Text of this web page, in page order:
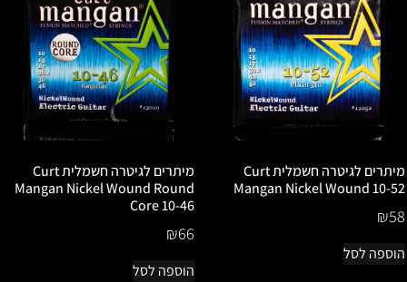
מיתרים לגיטרה חשמלית Curt
Mangan Nickel Wound 10-52
₪58
הוספה לסל
מיתרים לגיטרה חשמלית Curt
Mangan Nickel Wound Round
Core 10-46
₪66
הוספה לסל